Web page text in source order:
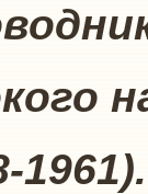
1961).